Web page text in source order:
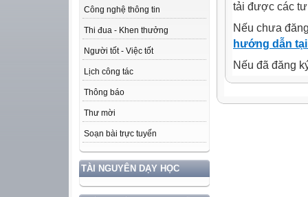
Công nghệ thông tin
Thi đua - Khen thưởng
Người tốt - Việc tốt
Lịch công tác
Thông báo
Thư mời
Soạn bài trực tuyến
TÀI NGUYÊN DẠY HỌC
tải được các
Nếu chưa
hướng dẫn
Nếu đã đăng